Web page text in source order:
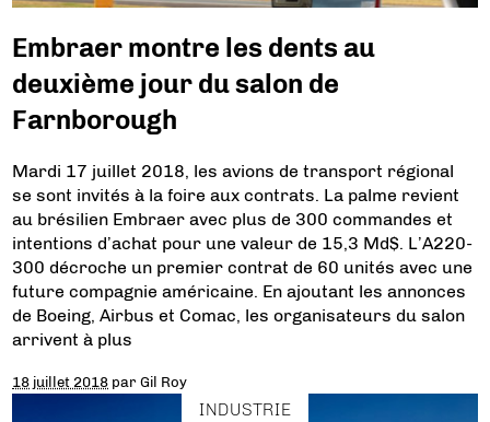
Embraer montre les dents au
deuxième jour du salon de
Farnborough
Mardi 17 juillet 2018, les avions de transport régional
se sont invités à la foire aux contrats. La palme revient
au brésilien Embraer avec plus de 300 commandes et
intentions d’achat pour une valeur de 15,3 Md$. L’A220-
300 décroche un premier contrat de 60 unités avec une
future compagnie américaine. En ajoutant les annonces
de Boeing, Airbus et Comac, les organisateurs du salon
arrivent à plus
18 juillet 2018 parGil Roy
INDUSTRIE